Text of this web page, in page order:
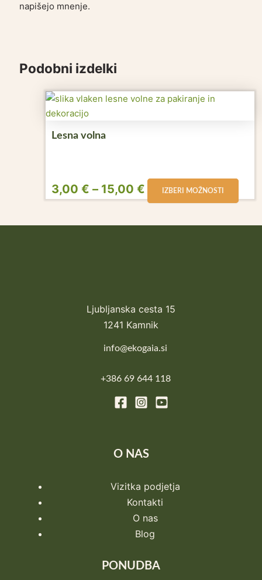
napišejo mnenje.
Podobni izdelki
Lesna volna
3,00€ – 15,00€ IZBERI MOŽNOSTI
Ljubljanska cesta 15
1241 Kamnik
info@ekogaia.si
+386 69 644 118
O NAS
Vizitka podjetja
Kontakti
O nas
Blog
PONUDBA